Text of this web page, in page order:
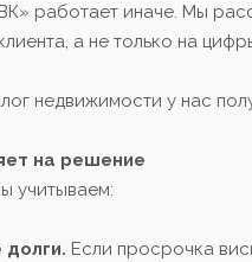
работает иначе. Мы
а не только на
недвижимости у нас
на решение
учитываем:
Если просрочка